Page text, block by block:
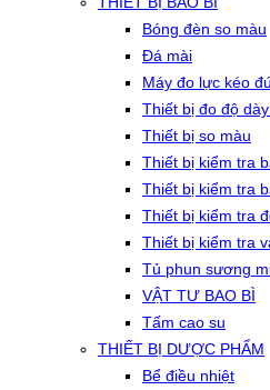
Bóng đèn so màu
Đá mài
Máy đo lực kéo
Thiết bị đo độ
Thiết bị so màu
Thiết bị kiểm tra
Thiết bị kiểm tra
Thiết bị kiểm tra
Thiết bị kiểm tra
Tủ phun sương
VẬT TƯ BAO BÌ
Tấm cao su
THIẾT BỊ DƯỢC PHẨM
Bể điều nhiệt